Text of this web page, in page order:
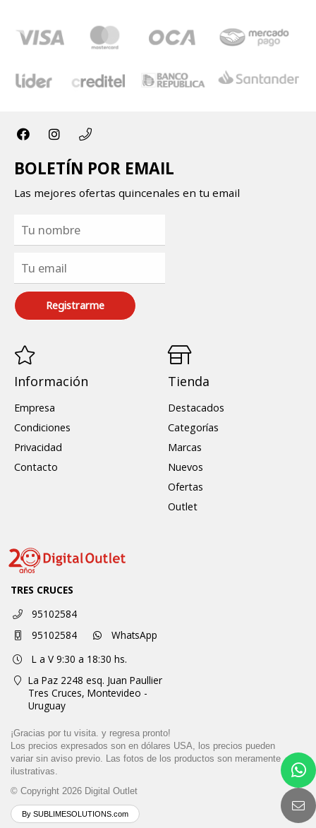
BOLETÍN POR EMAIL
Las mejores ofertas quincenales en tu email
Registrarme
Información
Empresa
Condiciones
Privacidad
Contacto
Tienda
Destacados
Categorías
Marcas
Nuevos
Ofertas
Outlet
TRES CRUCES
95102584
95102584
WhatsApp
L a V 9:30 a 18:30 hs.
La Paz 2248 esq. Juan Paullier
Tres Cruces, Montevideo -
Uruguay
¡Gracias por tu visita. y regresa pronto!
Los precios expresados son en dólares USA, los precios pueden
variar sin aviso previo. Las fotos de los productos son meramente
ilustrativas.
© Copyright 2026 Digital Outlet
By SUBLIMESOLUTIONS.com